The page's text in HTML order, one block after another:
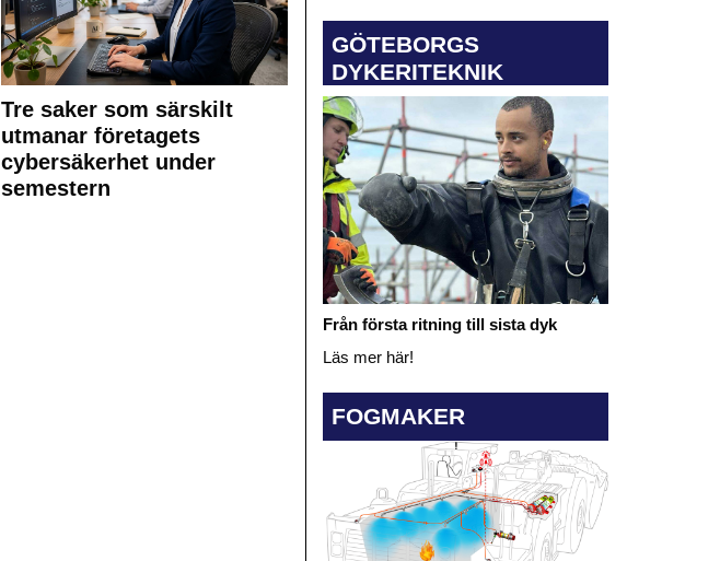
Tre saker som särskilt
utmanar företagets
cybersäkerhet under
semestern
GÖTEBORGS
DYKERITEKNIK
Från första ritning till sista dyk
Läs mer här!
FOGMAKER